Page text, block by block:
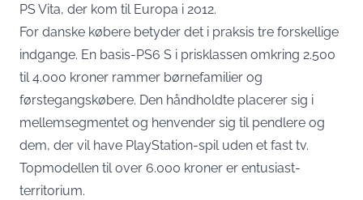
PS Vita, der kom til Europa i 2012.
For danske købere betyder det i praksis tre forskellige
indgange. En basis-PS6 S i prisklassen omkring 2.500
til 4.000 kroner rammer børnefamilier og
førstegangskøbere. Den håndholdte placerer sig i
mellemsegmentet og henvender sig til pendlere og
dem, der vil have PlayStation-spil uden et fast tv.
Topmodellen til over 6.000 kroner er entusiast-
territorium.